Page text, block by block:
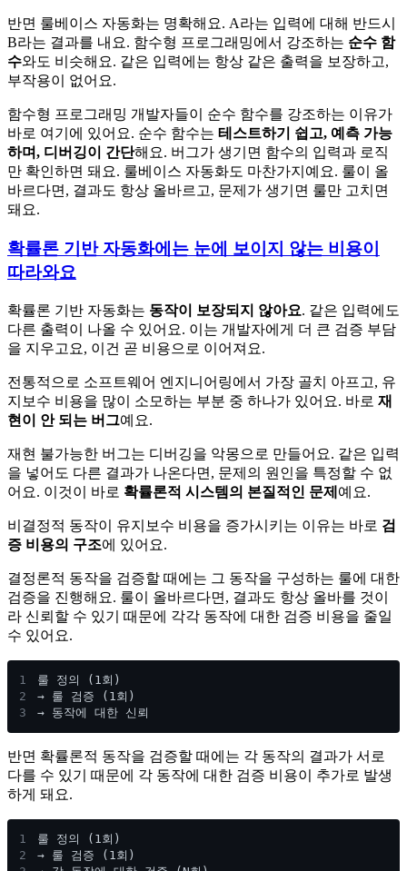
반면 룰베이스 자동화는 명확해요. A라는 입력에 대해 반드시
B라는 결과를 내요. 함수형 프로그래밍에서 강조하는 순수 함
수와도 비슷해요. 같은 입력에는 항상 같은 출력을 보장하고,
부작용이 없어요.
함수형 프로그래밍 개발자들이 순수 함수를 강조하는 이유가
바로 여기에 있어요. 순수 함수는 테스트하기 쉽고, 예측 가능
하며, 디버깅이 간단해요. 버그가 생기면 함수의 입력과 로직
만 확인하면 돼요. 룰베이스 자동화도 마찬가지예요. 룰이 올
바르다면, 결과도 항상 올바르고, 문제가 생기면 룰만 고치면
돼요.
확률론 기반 자동화에는 눈에 보이지 않는 비용이
따라와요
확률론 기반 자동화는 동작이 보장되지 않아요. 같은 입력에도
다른 출력이 나올 수 있어요. 이는 개발자에게 더 큰 검증 부담
을 지우고요, 이건 곧 비용으로 이어져요.
전통적으로 소프트웨어 엔지니어링에서 가장 골치 아프고, 유
지보수 비용을 많이 소모하는 부분 중 하나가 있어요. 바로 재
현이 안 되는 버그예요.
재현 불가능한 버그는 디버깅을 악몽으로 만들어요. 같은 입력
을 넣어도 다른 결과가 나온다면, 문제의 원인을 특정할 수 없
어요. 이것이 바로 확률론적 시스템의 본질적인 문제 예요.
비결정적 동작이 유지보수 비용을 증가시키는 이유는 바로 검
증 비용의 구조에 있어요.
결정론적 동작을 검증할 때에는 그 동작을 구성하는 룰에 대한
검증을 진행해요. 룰이 올바르다면, 결과도 항상 올바를 것이
라 신뢰할 수 있기 때문에 각각 동작에 대한 검증 비용을 줄일
수 있어요.
1
룰 정의 (1회)
2
→ 룰 검증 (1회)
3
→ 동작에 대한 신뢰
반면 확률론적 동작을 검증할 때에는 각 동작의 결과가 서로
다를 수 있기 때문에 각 동작에 대한 검증 비용이 추가로 발생
하게 돼요.
1
룰 정의 (1회)
2
→ 룰 검증 (1회)